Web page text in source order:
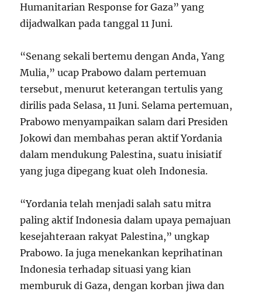
Humanitarian Response for Gaza” yang
dijadwalkan pada tanggal 11 Juni.
“Senang sekali bertemu dengan Anda, Yang
Mulia,” ucap Prabowo dalam pertemuan
tersebut, menurut keterangan tertulis yang
dirilis pada Selasa, 11 Juni. Selama pertemuan,
Prabowo menyampaikan salam dari Presiden
Jokowi dan membahas peran aktif Yordania
dalam mendukung Palestina, suatu inisiatif
yang juga dipegang kuat oleh Indonesia.
“Yordania telah menjadi salah satu mitra
paling aktif Indonesia dalam upaya pemajuan
kesejahteraan rakyat Palestina,” ungkap
Prabowo. Ia juga menekankan keprihatinan
Indonesia terhadap situasi yang kian
memburuk di Gaza, dengan korban jiwa dan